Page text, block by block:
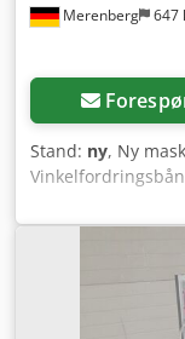
Merenberg 647
Stand: ny, Ny
fast vinkel på 35°
kort tid MASS
indføringsdelen
mm Stigende del
bredde 305 mm